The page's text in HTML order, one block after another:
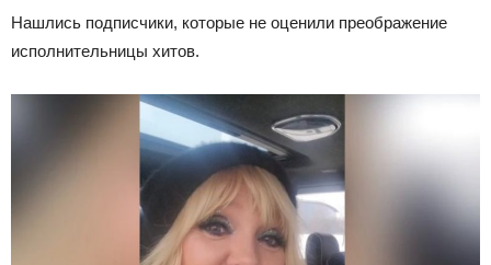
Нашлись подписчики, которые не оценили преображение
исполнительницы хитов.